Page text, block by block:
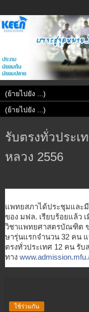
รับตรงทั่วประ
หลวง 2556
แพทยสภาได้ประชุมและ
ของ มฟล. เรียบร้อยแล้ว
วิชาแพทยศาสตรบัณฑิต
ษารุ่นแรกจำนวน 32 คน
ตรงทั่วประเทศ 12 คน รั
ทาง
ใช้ร่วมกัน